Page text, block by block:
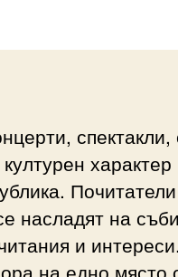
насладят на
и
на едно място